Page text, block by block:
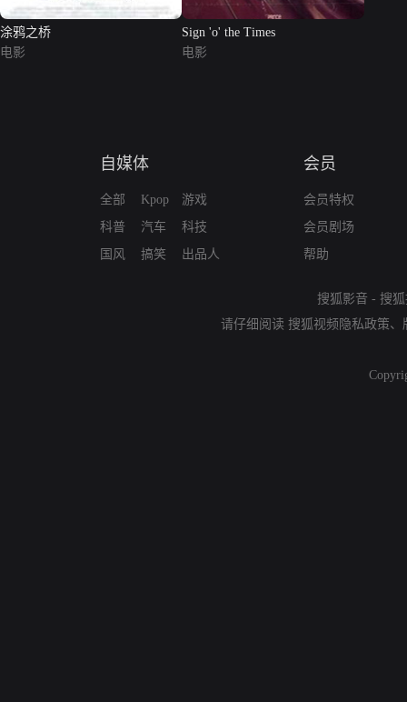
涂鸦之桥
电影
Sign 'o' the Times
电影
自媒体
全部
科普
国风
Kpop
汽车
搞笑
游戏
科技
出品人
会员
会员特权
会员剧场
帮助
搜狐影音 - 搜
请仔细阅读 搜狐视频隐私政策、